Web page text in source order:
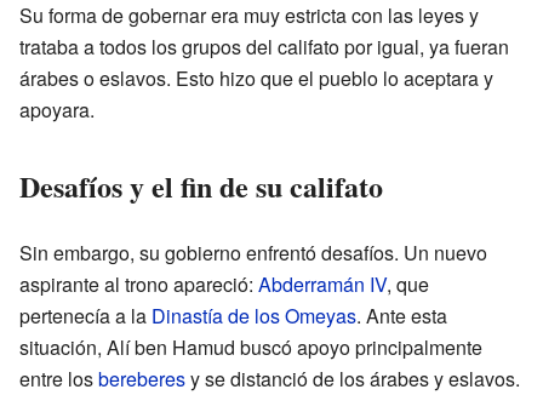
Su forma de gobernar era muy estricta con las leyes y
trataba a todos los grupos del califato por igual, ya fueran
árabes o eslavos. Esto hizo que el pueblo lo aceptara y
apoyara.
Desafíos y el fin de su califato
Sin embargo, su gobierno enfrentó desafíos. Un nuevo
aspirante al trono apareció: Abderramán IV, que
pertenecía a la Dinastía de los Omeyas. Ante esta
situación, Alí ben Hamud buscó apoyo principalmente
entre losbereberesy se distanció de los árabes y eslavos.